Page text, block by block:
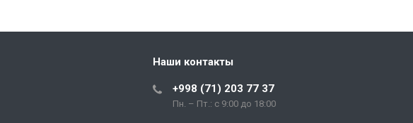
Наши контакты
+998 (71) 203 77 37
Пн. – Пт.: с 9:00 до 18:00